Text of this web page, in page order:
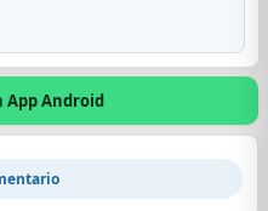
App Android